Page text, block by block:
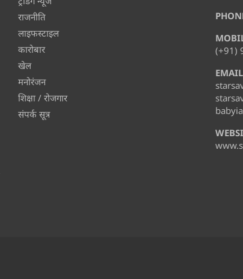
राजनीति
लाइफस्टाइल
कारोबार
खेल
मनोरंजन
शिक्षा / रोजगार
संपर्क सूत्र
(+91)
EMAIL